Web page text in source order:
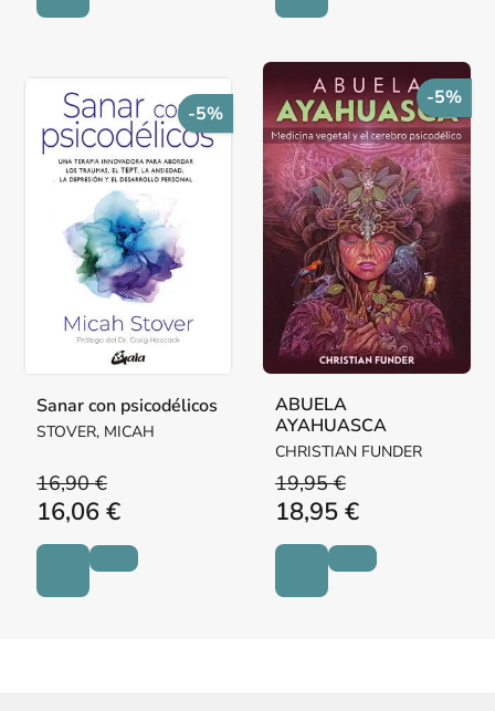
-5%
Sanar con psicodélicos
STOVER, MICAH
16,90 €
16,06 €
-5%
ABUELA
AYAHUASCA
CHRISTIAN FUNDER
19,95 €
18,95 €